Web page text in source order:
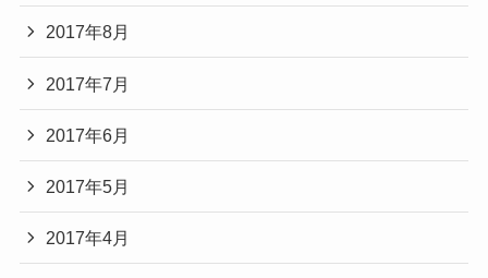
2017年8月
2017年7月
2017年6月
2017年5月
2017年4月